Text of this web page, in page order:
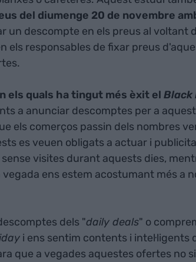
del diumenge 20 de novembre
un descompte en els preus al voltant
responsables de fixar preus
els quals ha tingut més èxit el Black
a anunciar descomptes per a
els comerços passin dels nombres
es veuen obligats a actuar i
visites durant aquests dies,
ens estem acostumant més a
dels "daily deals" o
i ens sentim contents i intel·ligents
que a vegades aquestes ofertes no